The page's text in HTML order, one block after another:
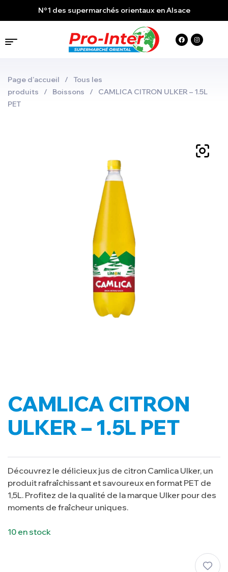
N°1 des supermarchés orientaux en Alsace
Page d'accueil /
Tous les
produits
/ Boissons /
CAMLICA CITRON ULKER – 1.5L
PET
CAMLICA CITRON
ULKER – 1.5L PET
Découvrez le délicieux jus de citron Camlica Ulker, un
produit rafraîchissant et savoureux en format PET de
1,5L. Profitez de la qualité de la marque Ulker pour des
moments de fraîcheur uniques.
10 en stock